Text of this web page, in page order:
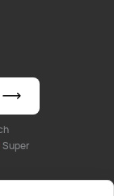
Super